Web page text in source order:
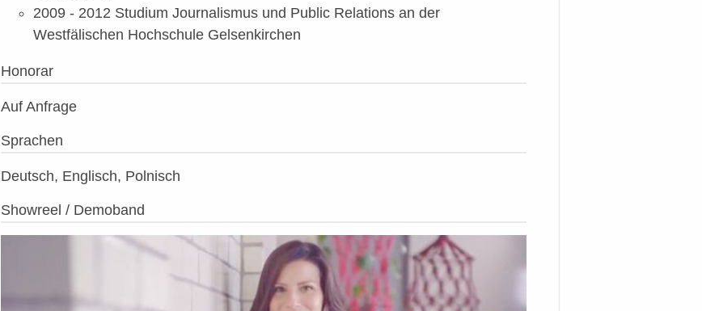
2009 - 2012 Studium Journalismus und Public Relations an der
Westfälischen Hochschule Gelsenkirchen
Honorar
Auf Anfrage
Sprachen
Deutsch, Englisch, Polnisch
Showreel / Demoband